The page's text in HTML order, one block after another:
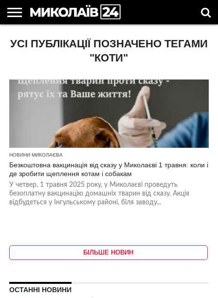
НОВИНИ
НОВИНИ
МИКОЛАЄВА
МИКОЛАЇВСЬКА
ОБЛАСТЬ
НОВИНИ
СПОРТУ
УКРАЇНА
ТА СВІТ
НОВИНИ
КОМПАНІЙ
АСТРОЛОГІЯ
СВЯТА
В
КОРИСНІ
СТАТТІ
УСІ ПУБЛІКАЦІЇ ПОЗНАЧЕНО ТЕГАМИ
"КОТИ"
НОВИНИ МИКОЛАЄВА
Безкоштовна вакцинація від сказу у Миколаєві 1 травня: коли і
де зробити щеплення котам і собакам
У четвер, 1 травня 2025 року, у Миколаєві проведуть
безоплатну вакцинацію домашніх тварин від сказу. Акція
відбудеться у Інгульському районі, біля заводу...
БІЛЬШЕ НОВИН
ОСТАННІ НОВИНИ